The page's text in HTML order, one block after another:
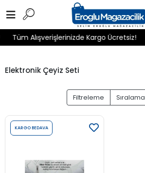
Tüm Alışverişlerinizde Kargo Ücretsiz!
Elektronik Çeyiz Seti
Filtreleme Sıralama
KARGO BEDAVA